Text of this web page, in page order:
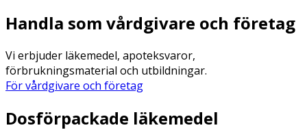
Handla som vårdgivare och företag
Vi erbjuder läkemedel, apoteksvaror,
förbrukningsmaterial och utbildningar.
För vårdgivare och företag
Dosförpackade läkemedel